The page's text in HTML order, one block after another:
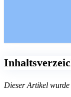
Dieser Artikel